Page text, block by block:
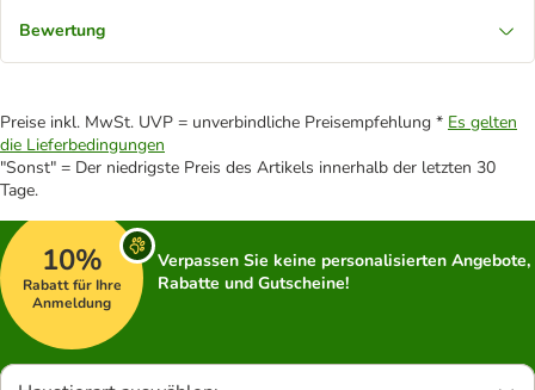
Bewertung
Preise inkl. MwSt. UVP = unverbindliche Preisempfehlung * Es gelten
die Lieferbedingungen
"Sonst" = Der niedrigste Preis des Artikels innerhalb der letzten 30
Tage.
10%
Rabatt für Ihre
Anmeldung
Verpassen Sie keine personalisierten Angebote,
Rabatte und Gutscheine!